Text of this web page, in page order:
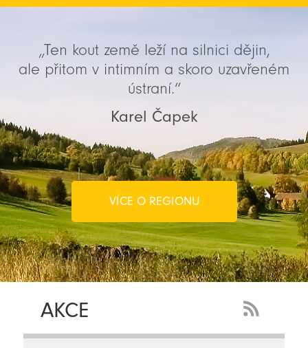
„Ten kout země leží na silnici dějin,
ale přitom v intimním a skoro uzavřeném
ústraní.“
Karel Čapek
VÍCE O REGIONU
AKCE
Feed